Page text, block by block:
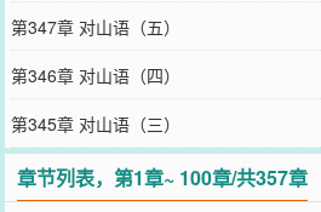
第347章 对山语（五）
第346章 对山语（四）
第345章 对山语（三）
章节列表，第1章~ 100章/共357章